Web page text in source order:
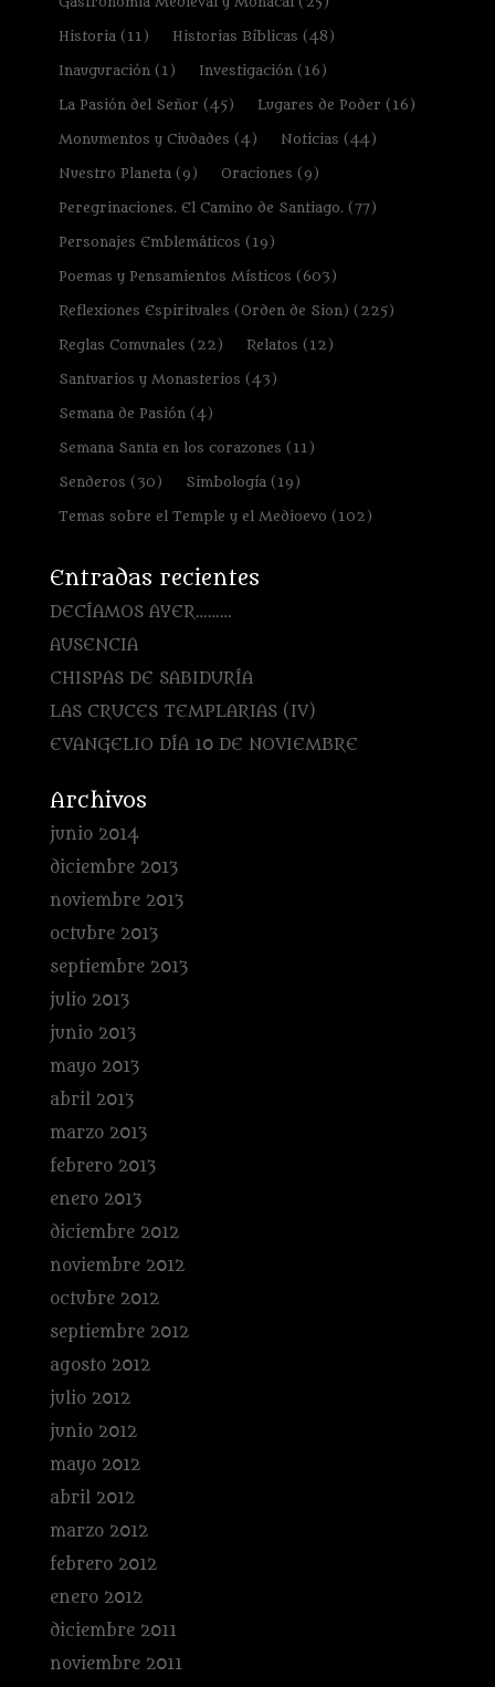
Historia(11) Historias Bíblicas (48)
Inauguración(1) Investigación(16)
La Pasión del Señor (45) Lugares de Poder (16)
Monumentos y Ciudades (4) Noticias (44)
Nuestro Planeta(9) Oraciones (9)
Peregrinaciones. El Camino de Santiago.(77)
Personajes Emblemáticos (19)
Poemas y Pensamientos Místicos (603)
Reflexiones Espirituales (Orden de Sion) (225)
Reglas Comunales (22) Relatos (12)
Santuarios y Monasterios (43)
Semana de Pasión(4)
Semana Santa en los corazones (11)
Senderos (30) Simbología(19)
Temas sobre el Temple y el Medioevo (102)
Entradas recientes
DECÍAMOS AYER………
AUSENCIA
CHISPAS DE SABIDURÍA
LAS CRUCES TEMPLARIAS (IV)
EVANGELIO DÍA 10 DE NOVIEMBRE
Archivos
junio 2014
diciembre 2013
noviembre 2013
octubre 2013
septiembre 2013
julio 2013
junio 2013
mayo 2013
abril 2013
marzo 2013
febrero 2013
enero 2013
diciembre 2012
noviembre 2012
octubre 2012
septiembre 2012
agosto 2012
julio 2012
junio 2012
mayo 2012
abril 2012
marzo 2012
febrero 2012
enero 2012
diciembre 2011
noviembre 2011